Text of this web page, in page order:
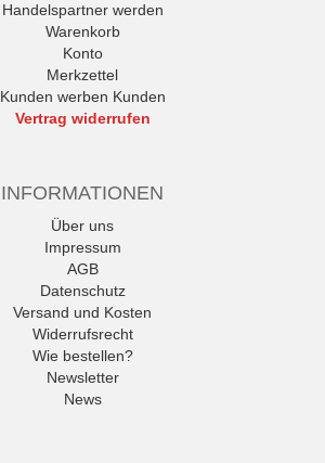
Handelspartner werden
Warenkorb
Konto
Merkzettel
Kunden werben Kunden
Vertrag widerrufen
INFORMATIONEN
Über uns
Impressum
AGB
Datenschutz
Versand und Kosten
Widerrufsrecht
Wie bestellen?
Newsletter
News